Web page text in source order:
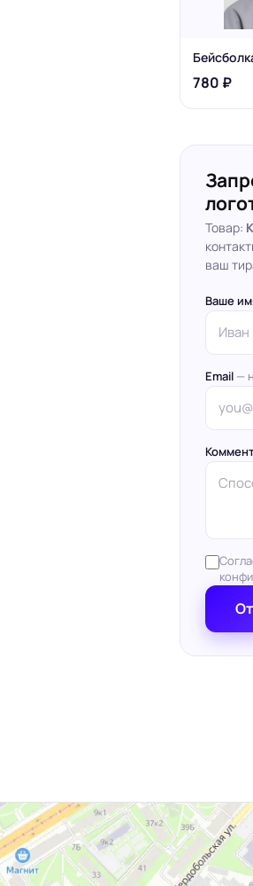
780 ₽
Товар:
ваш
Ваше
Email —